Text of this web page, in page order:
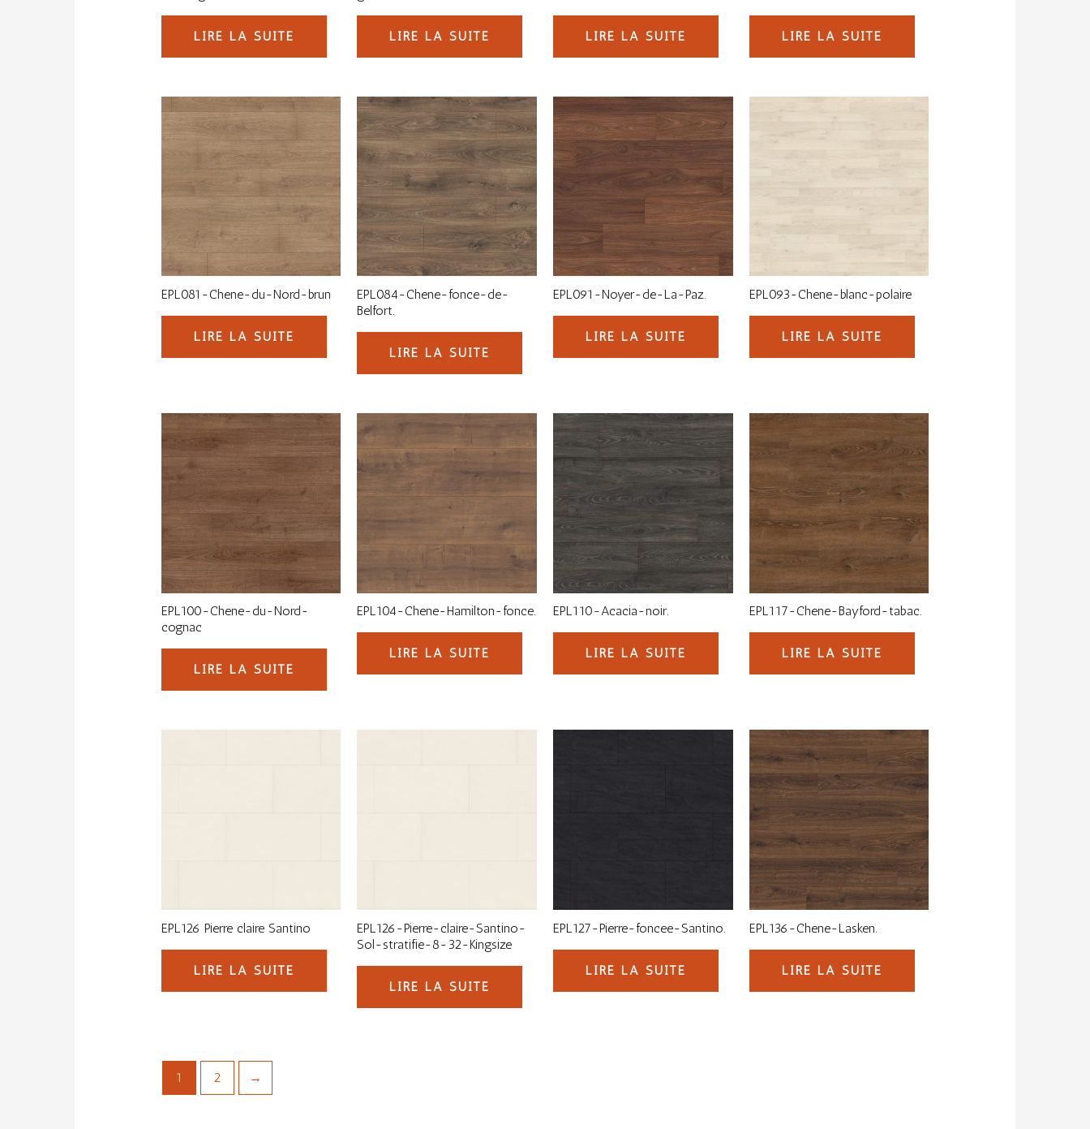
LIRE LA SUITE LIRE LA SUITE LIRE LA SUITE LIRE LA SUITE
EPL081-Chene-du-Nord-brun
LIRE LA SUITE
EPL084-Chene-fonce-de-
Belfort.
LIRE LA SUITE
EPL091-Noyer-de-La-Paz.
LIRE LA SUITE
EPL093-Chene-blanc-polaire
LIRE LA SUITE
EPL100-Chene-du-Nord-
cognac
LIRE LA SUITE
EPL104-Chene-Hamilton-fonce.
LIRE LA SUITE
EPL110-Acacia-noir.
LIRE LA SUITE
EPL117-Chene-Bayford-tabac.
LIRE LA SUITE
EPL126 Pierre claire Santino
LIRE LA SUITE
EPL126-Pierre-claire-Santino-
Sol-stratifie-8-32-Kingsize
LIRE LA SUITE
EPL127-Pierre-foncee-Santino.
LIRE LA SUITE
EPL136-Chene-Lasken.
LIRE LA SUITE
1 2 →